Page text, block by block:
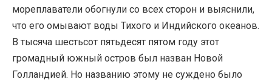
мореплаватели обогнули со всех сторон и выяснили,
что его омывают воды Тихого и Индийского океанов.
В тысяча шестьсот пятьдесят пятом году этот
громадный южный остров был назван Новой
Голландией. Но названию этому не суждено было